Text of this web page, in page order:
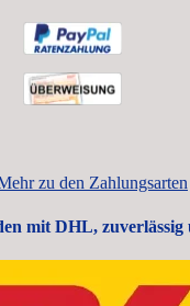
zu den Zahlungsarten
mit DHL, zuverlässig